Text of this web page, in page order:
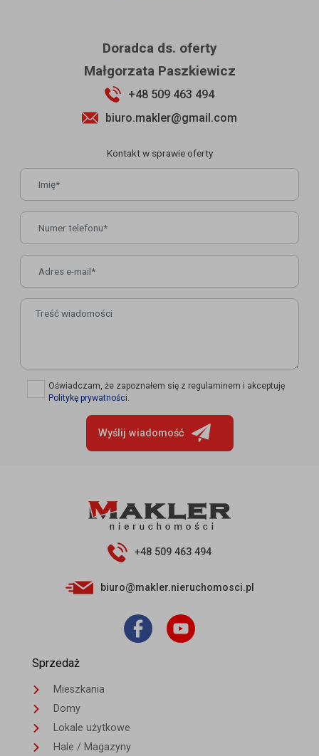
Doradca ds. oferty
Małgorzata Paszkiewicz
+48 509 463 494
biuro.makler@gmail.com
Kontakt w sprawie oferty
Oświadczam, że zapoznałem się z regulaminem i akceptuję
Politykę prywatności
Wyślij wiadomość
+48 509 463 494
biuro@makler.nieruchomosci.pl
Sprzedaż
Mieszkania
Domy
Lokale użytkowe
Hale / Magazyny